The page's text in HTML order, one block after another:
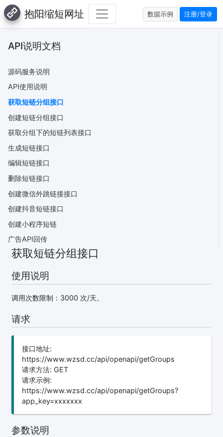
抱阳缩短网址 数据示例 注册/登录
API说明文档
源码服务说明
API使用说明
获取短链分组接口
创建短链分组接口
获取分组下的短链列表接口
生成短链接口
编辑短链接口
删除短链接口
创建微信外跳链接接口
创建抖音短链接口
创建小程序短链
广告API回传
获取短链分组接口
使用说明
调用次数限制：3000 次/天。
请求
接口地址:
https://www.wzsd.cc/api/openapi/getGroups
请求方法: GET
请求示例:
https://www.wzsd.cc/api/openapi/getGroups?
app_key=xxxxxxx
参数说明